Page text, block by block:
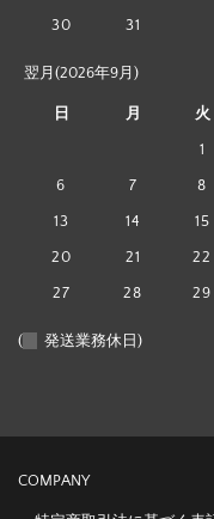
30 31
翌月(2026年9月)
日 月 火
1
6 7 8
13 14 15
20 21 22
27 28 29
( 発送業務休日)
COMPANY